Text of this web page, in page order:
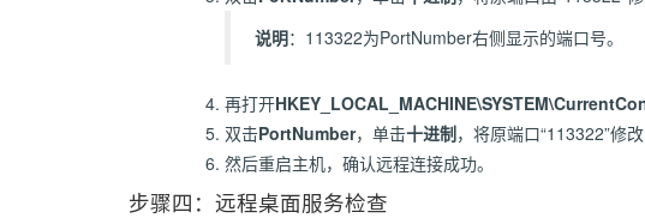
说明：113322为PortNumber右侧显示的端口号。
再打开
双击PortNumber，单击十进制，将原端口“113322”修
然后重启主机，确认远程连接成功。
步骤四：远程桌面服务检查